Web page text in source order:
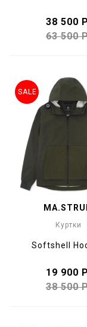
38 500
63 500
Куртки
Softshell
19 900
38 500
SALE